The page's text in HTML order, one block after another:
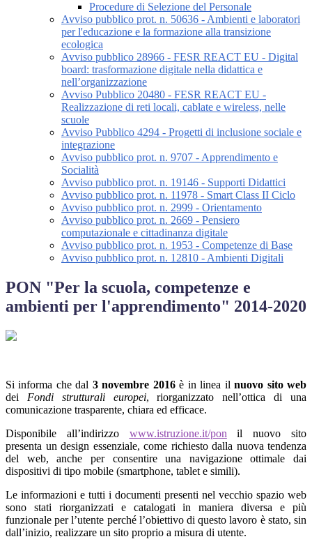
Procedure di Selezione del Personale
Avviso pubblico prot. n. 50636 - Ambienti e laboratori
per l'educazione e la formazione alla transizione
ecologica
Avviso pubblico 28966 - FESR REACT EU - Digital
board: trasformazione digitale nella didattica e
nell’organizzazione
Avviso Pubblico 20480 - FESR REACT EU -
Realizzazione di reti locali, cablate e wireless, nelle
scuole
Avviso Pubblico 4294 - Progetti di inclusione sociale e
integrazione
Avviso pubblico prot. n. 9707 - Apprendimento e
Socialità
Avviso pubblico prot. n. 19146 - Supporti Didattici
Avviso pubblico prot. n. 11978 - Smart Class II Ciclo
Avviso pubblico prot. n. 2999 - Orientamento
Avviso pubblico prot. n. 2669 - Pensiero
computazionale e cittadinanza digitale
Avviso pubblico prot. n. 1953 - Competenze di Base
Avviso pubblico prot. n. 12810 - Ambienti Digitali
PON "Per la scuola, competenze e
ambienti per l'apprendimento" 2014-2020
Si informa che dal 3 novembre 2016è in linea ilnuovo sito web
dei Fondi strutturali europei, riorganizzato nell’ottica di una
comunicazione trasparente, chiara ed efficace.
Disponibile all’indirizzo www.istruzione.it/pon
il nuovo sito
presenta un design essenziale, come richiesto dalla nuova tendenza
del web, anche per consentire una navigazione ottimale dai
dispositivi di tipo mobile (smartphone, tablet e simili).
Le informazioni e tutti i documenti presenti nel vecchio spazio web
sono stati riorganizzati e catalogati in maniera diversa e più
funzionale per l’utente perché l’obiettivo di questo lavoro è stato, sin
dall’inizio, realizzare un sito proprio a misura di utente.